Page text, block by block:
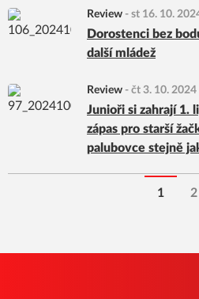
Review - st 16. 10.
Dorostenci bez
další mládež
Review - čt 3. 10. 2024
Junioři si zahrají 1.
zápas pro starší
palubovce stejně
1 2